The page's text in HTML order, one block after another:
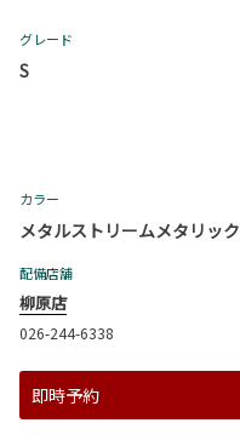
グレード
S
カラー
メタルストリームメタリック
配備店舗
柳原店
026-244-6338
即時予約